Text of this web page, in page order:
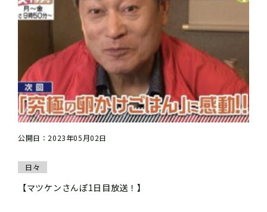
公開日：2023年05月02日
日々
【マツケンさんぽ1日目放送！】